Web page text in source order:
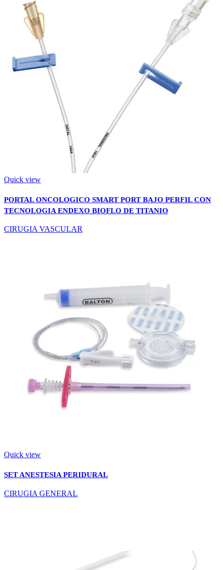
Quick view
PORTAL ONCOLOGICO SMART PORT BAJO PERFIL CON
TECNOLOGIA ENDEXO BIOFLO DE TITANIO
CIRUGIA VASCULAR
Quick view
SET ANESTESIA PERIDURAL
CIRUGIA GENERAL